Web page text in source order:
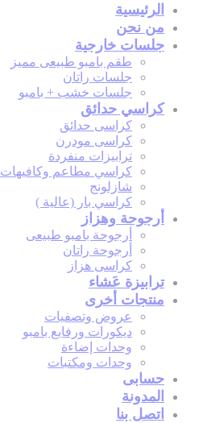
الرئيسية
من نحن
جلسات خارجية
طقم بامبو طبيعى مميز
جلسات راتان
جلسات خشب + بامبو
كراسي حدائق
كراسى حدائق
كراسى مودرن
ترابيزات منفردة
كراسي مطاعم وكافيهات
شازلونج
كراسي بار (عالية )
أرجوحة وهزاز
أرجوحة بامبو طبيعى
أرجوحة راتان
كراسى هزاز
ترابيزة عَشاء
منتجات أخرى
عروض وتصفيات
ديكورات ورفايع بامبو
وحدات إضاءة
وحدات ومكتبات
حسابى
المدونة
اتصل بنا